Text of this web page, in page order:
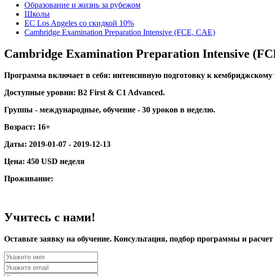
Образование и жизнь за рубежом
Школы
EC Los Angeles со скидкой 10%
Cambridge Examination Preparation Intensive (FCE, CAE)
Cambridge Examination Preparation Intensive
Программа включает в себя: интенсивную подготовку к
Доступные уровни: B2 First & C1 Advanced.
Группы - международные, обучение - 30 уроков в неделю.
Возраст: 16+
Даты: 2019-01-07 - 2019-12-13
Цена: 450 USD неделя
Проживание:
Учитесь с нами!
Оставьте заявку на обучение. Консультация, подбор программы и